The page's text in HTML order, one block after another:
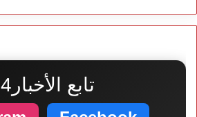
تابع الأخبار24